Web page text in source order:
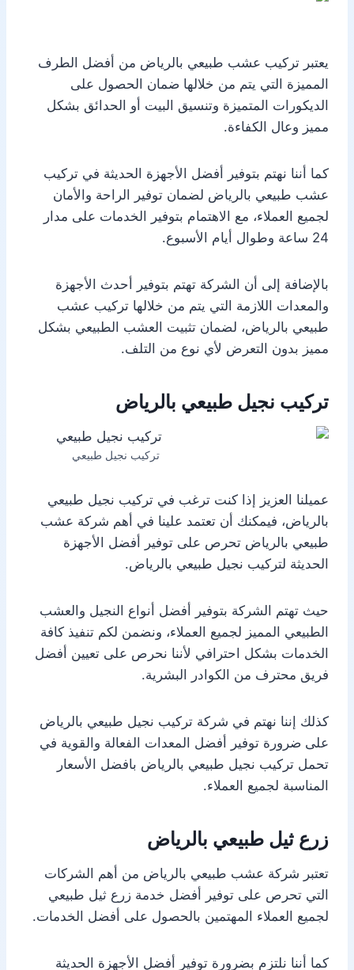
يعتبر تركيب عشب طبيعي بالرياض من أفضل الطرف
المميزة التي يتم من خلالها ضمان الحصول على
الديكورات المتميزة وتنسيق البيت أو الحدائق بشكل
مميز وعال الكفاءة.
كما أننا نهتم بتوفير أفضل الأجهزة الحديثة في تركيب
عشب طبيعي بالرياض لضمان توفير الراحة والأمان
لجميع العملاء، مع الاهتمام بتوفير الخدمات على مدار
24 ساعة وطوال أيام الأسبوع.
بالإضافة إلى أن الشركة تهتم بتوفير أحدث الأجهزة
والمعدات اللازمة التي يتم من خلالها تركيب عشب
طبيعي بالرياض، لضمان تثبيت العشب الطبيعي بشكل
مميز بدون التعرض لأي نوع من التلف.
تركيب نجيل طبيعي بالرياض
تركيب نجيل طبيعي
عميلنا العزيز إذا كنت ترغب في تركيب نجيل طبيعي
بالرياض، فيمكنك أن تعتمد علينا في أهم شركة عشب
طبيعي بالرياض تحرص على توفير أفضل الأجهزة
الحديثة لتركيب نجيل طبيعي بالرياض.
حيث تهتم الشركة بتوفير أفضل أنواع النجيل والعشب
الطبيعي المميز لجميع العملاء، ونضمن لكم تنفيذ كافة
الخدمات بشكل احترافي لأننا نحرص على تعيين أفضل
فريق محترف من الكوادر البشرية.
كذلك إننا نهتم في شركة تركيب نجيل طبيعي بالرياض
على ضرورة توفير أفضل المعدات الفعالة والقوية في
تحمل تركيب نجيل طبيعي بالرياض بافضل الأسعار
المناسبة لجميع العملاء.
زرع ثيل طبيعي بالرياض
تعتبر شركة عشب طبيعي بالرياض من أهم الشركات
التي تحرص على توفير أفضل خدمة زرع ثيل طبيعي
لجميع العملاء المهتمين بالحصول على أفضل الخدمات.
كما أننا نلتزم بضرورة توفير أفضل الأجهزة الحديثة